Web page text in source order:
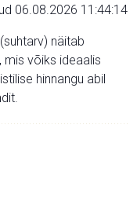
06.08.2026 11:44:14
näitab
mis võiks ideaalis
hinnangu abil